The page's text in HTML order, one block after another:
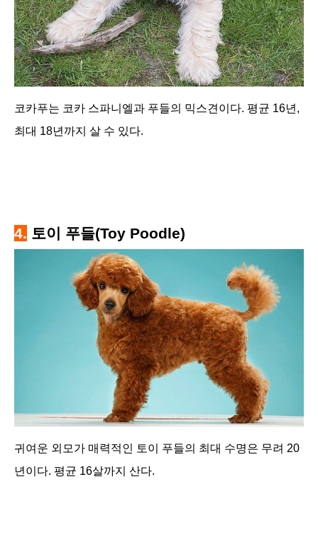
코카푸는 코카 스파니엘과 푸들의 믹스견이다. 평균 16년,
최대 18년까지 살 수 있다.
4. 토이 푸들(Toy Poodle)
귀여운 외모가 매력적인 토이 푸들의 최대 수명은 무려 20
년이다. 평균 16살까지 산다.